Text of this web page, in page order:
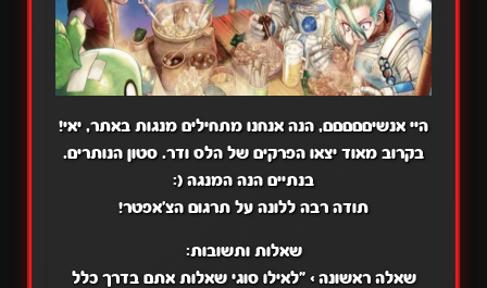
היי אנשיםםםםם, הנה אנחנו מתחילים מנגות באתר, יאי!
בקרוב מאוד יצאו הפרקים של הלס ודר. סטון הנותרים.
בנתיים הנה המנגה (:
תודה רבה ללונה על תרגום הצ'אפטר!
שאלות ותשובות:
שאלה ראשונה >"לאילו סוגי שאלות אתם בדרך כלל